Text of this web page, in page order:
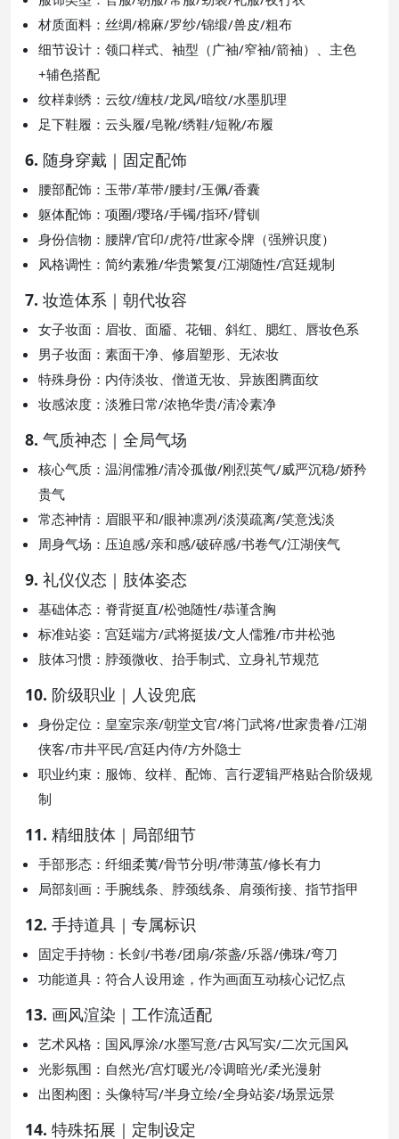
材质面料：丝绸/棉麻/罗纱/锦缎/兽皮/粗布
细节设计：领口样式、袖型（广袖/窄袖/箭袖）、主色
+辅色搭配
纹样刺绣：云纹/缠枝/龙凤/暗纹/水墨肌理
足下鞋履：云头履/皂靴/绣鞋/短靴/布履
6. 随身穿戴｜固定配饰
腰部配饰：玉带/革带/腰封/玉佩/香囊
躯体配饰：项圈/璎珞/手镯/指环/臂钏
身份信物：腰牌/官印/虎符/世家令牌（强辨识度）
风格调性：简约素雅/华贵繁复/江湖随性/宫廷规制
7. 妆造体系｜朝代妆容
女子妆面：眉妆、面靥、花钿、斜红、腮红、唇妆色系
男子妆面：素面干净、修眉塑形、无浓妆
特殊身份：内侍淡妆、僧道无妆、异族图腾面纹
妆感浓度：淡雅日常/浓艳华贵/清冷素净
8. 气质神态｜全局气场
核心气质：温润儒雅/清冷孤傲/刚烈英气/威严沉稳/娇矜
贵气
常态神情：眉眼平和/眼神凛冽/淡漠疏离/笑意浅淡
周身气场：压迫感/亲和感/破碎感/书卷气/江湖侠气
9. 礼仪仪态｜肢体姿态
基础体态：脊背挺直/松弛随性/恭谨含胸
标准站姿：宫廷端方/武将挺拔/文人儒雅/市井松弛
肢体习惯：脖颈微收、抬手制式、立身礼节规范
10. 阶级职业｜人设兜底
身份定位：皇室宗亲/朝堂文官/将门武将/世家贵眷/江湖
侠客/市井平民/宫廷内侍/方外隐士
职业约束：服饰、纹样、配饰、言行逻辑严格贴合阶级规
制
11. 精细肢体｜局部细节
手部形态：纤细柔荑/骨节分明/带薄茧/修长有力
局部刻画：手腕线条、脖颈线条、肩颈衔接、指节指甲
12. 手持道具｜专属标识
固定手持物：长剑/书卷/团扇/茶盏/乐器/佛珠/弯刀
功能道具：符合人设用途，作为画面互动核心记忆点
13. 画风渲染｜工作流适配
艺术风格：国风厚涂/水墨写意/古风写实/二次元国风
光影氛围：自然光/宫灯暖光/冷调暗光/柔光漫射
出图构图：头像特写/半身立绘/全身站姿/场景远景
14. 特殊拓展｜定制设定